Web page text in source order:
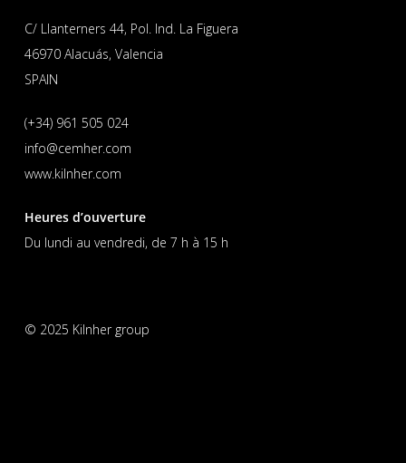
C/ Llanterners 44, Pol. Ind. La Figuera
46970 Alacuás, Valencia
SPAIN
(+34) 961 505 024
info@cemher.com
www.kilnher.com
Heures d’ouverture
Du lundi au vendredi, de 7 h à 15 h
© 2025 Kilnher group